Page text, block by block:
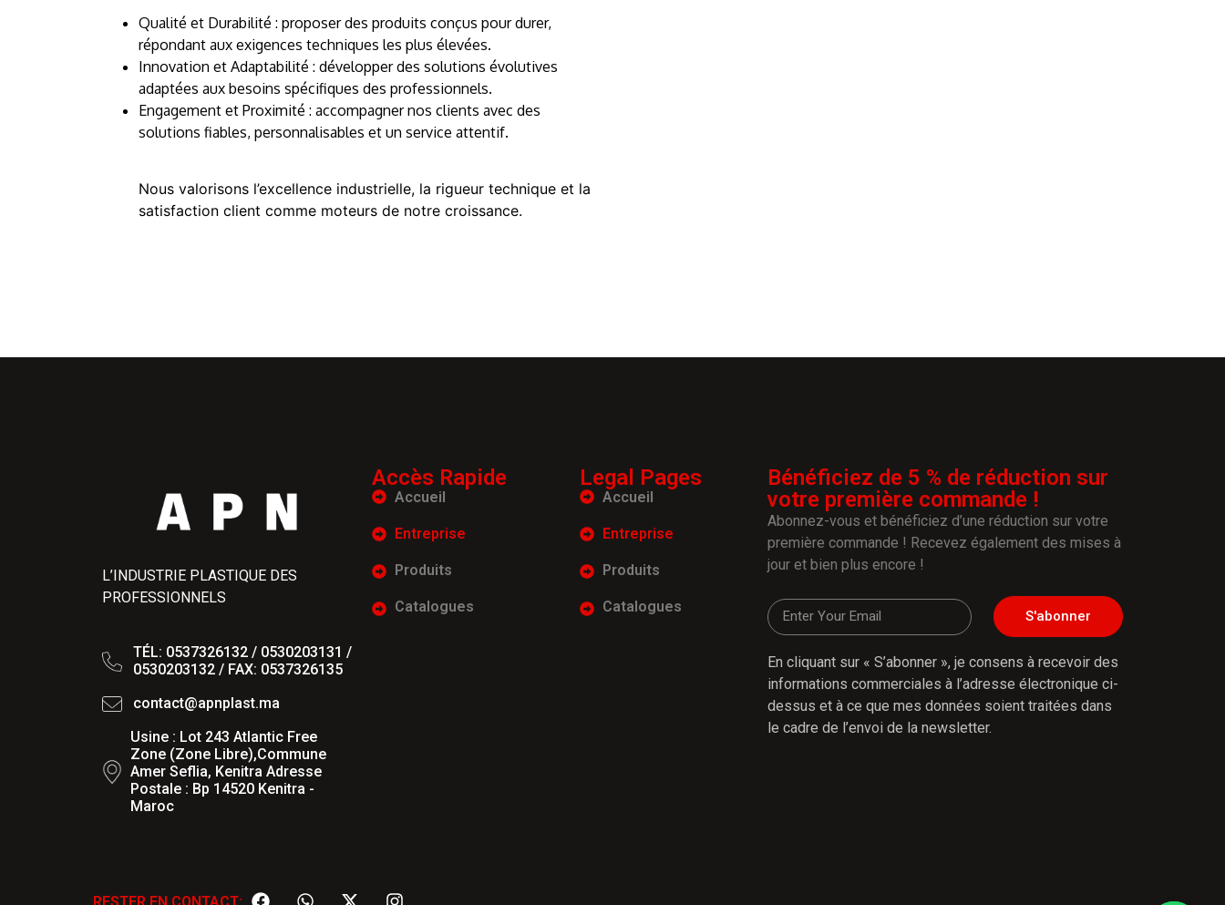
Qualité et Durabilité : proposer des produits conçus pour durer,
répondant aux exigences techniques les plus élevées.
Innovation et Adaptabilité : développer des solutions évolutives
adaptées aux besoins spécifiques des professionnels.
Engagement et Proximité : accompagner nos clients avec des
solutions fiables, personnalisables et un service attentif.
Nous valorisons l’excellence industrielle, la rigueur technique et la
satisfaction client comme moteurs de notre croissance.
L’INDUSTRIE PLASTIQUE DES
PROFESSIONNELS
TÉL: 0537326132 / 0530203131 /
0530203132 / FAX: 0537326135
contact@apnplast.ma
Usine : Lot 243 Atlantic Free
Zone (Zone Libre),Commune
Amer Seflia, Kenitra Adresse
Postale : Bp 14520 Kenitra -
Maroc
Accès Rapide
Accueil
Entreprise
Produits
Catalogues
Legal Pages
Accueil
Entreprise
Produits
Catalogues
Bénéficiez de 5 % de réduction sur
votre première commande !
Abonnez-vous et bénéficiez d’une réduction sur votre
première commande ! Recevez également des mises à
jour et bien plus encore !
S'abonner
En cliquant sur « S’abonner », je consens à recevoir des
informations commerciales à l’adresse électronique ci-
dessus et à ce que mes données soient traitées dans
le cadre de l’envoi de la newsletter.